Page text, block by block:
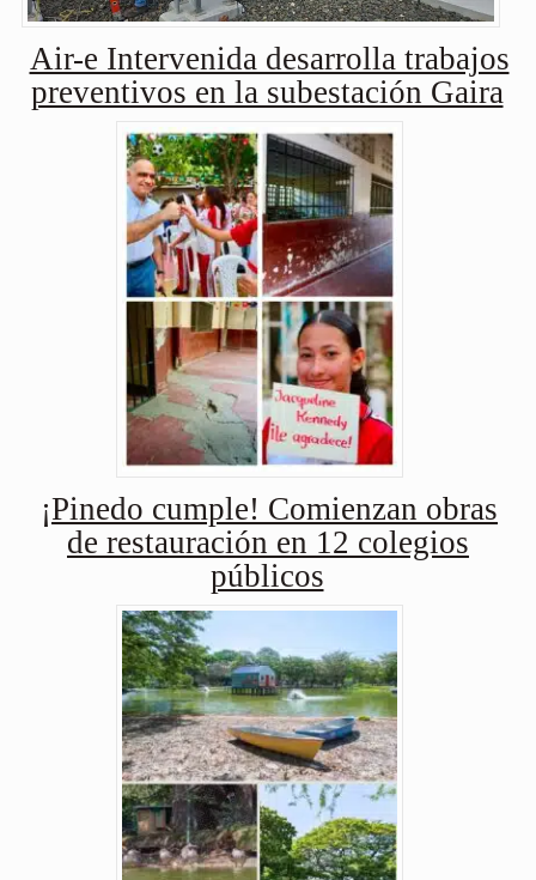
Air-e Intervenida desarrolla trabajos
preventivos en la subestación Gaira
¡Pinedo cumple! Comienzan obras
de restauración en 12 colegios
públicos